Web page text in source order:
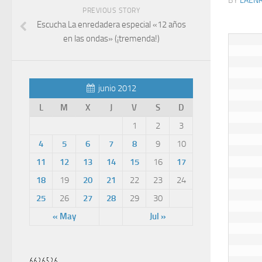
PREVIOUS STORY
Escucha La enredadera especial «12 años
en las ondas» (¡tremenda!)
junio 2012
L
M X J V S D
« May Jul »
1 2
3
4
5 6 7 8 9
10
11
12 13 14 15 16
17
18
19 20 21 22 23
24
25
26 27 28 29 30